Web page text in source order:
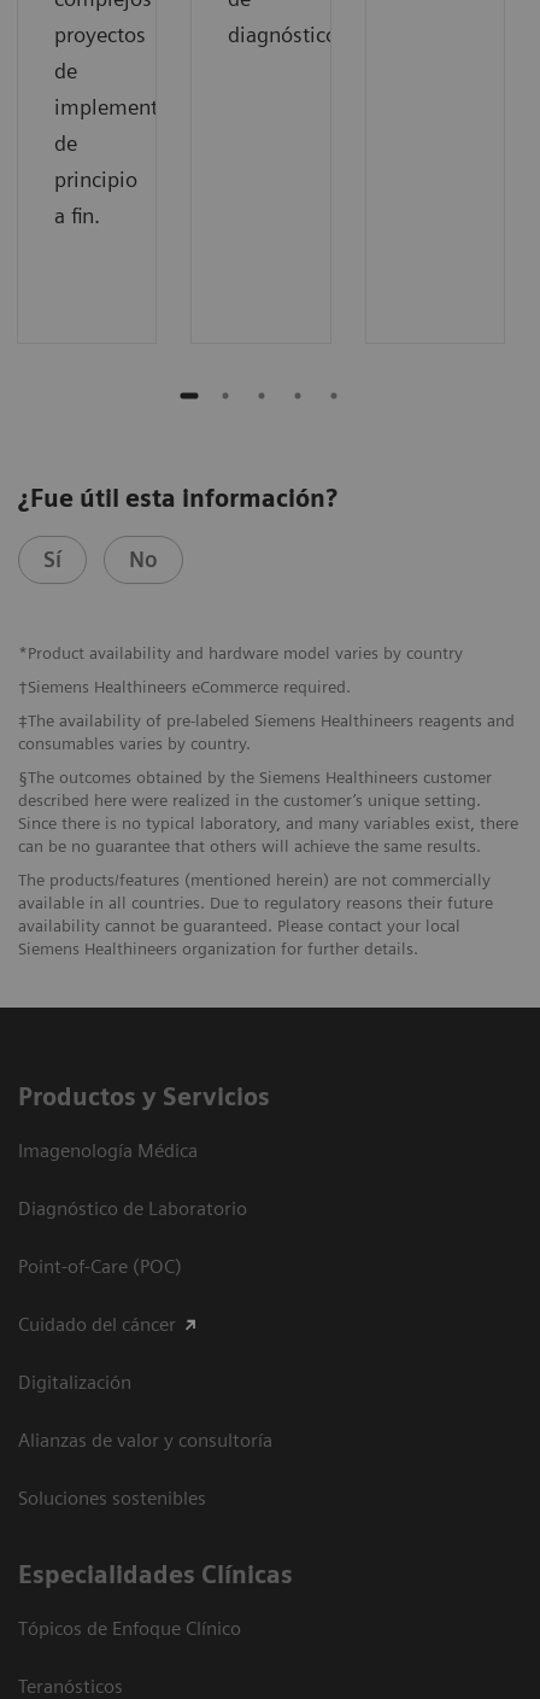
proyectos
de
implementación
de
principio
a fin.
diagnóstico.
¿Fue útil esta información?
Sí No
*Product availability and hardware model varies by country
†Siemens Healthineers eCommerce required.
‡The availability of pre-labeled Siemens Healthineers reagents and
consumables varies by country.
§The outcomes obtained by the Siemens Healthineers customer
described here were realized in the customer’s unique setting.
Since there is no typical laboratory, and many variables exist, there
can be no guarantee that others will achieve the same results.
The products/features (mentioned herein) are not commercially
available in all countries. Due to regulatory reasons their future
availability cannot be guaranteed. Please contact your local
Siemens Healthineers organization for further details.
Productos y Servicios
Imagenología Médica
Diagnóstico de Laboratorio
Point-of-Care (POC)
Cuidado del cáncer
Digitalización
Alianzas de valor y consultoría
Soluciones sostenibles
Especialidades Clínicas
Tópicos de Enfoque Clínico
Teranósticos